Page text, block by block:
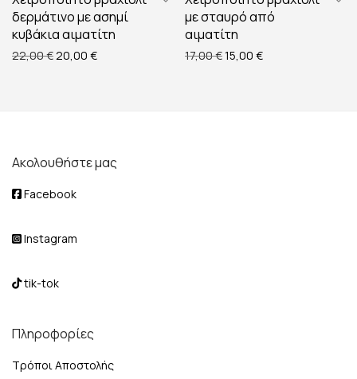
δερμάτινο με ασημί
κυβάκια αιματίτη
22,00€ Original price was: 22,00 €.
20,00 €Η τρέχουσα τιμή είναι: 20,00 €.
με σταυρό από
αιματίτη
17,00€Original price was: 17,00
15,00 €Η τρέχουσα τιμή
Ακολουθήστε μας
Facebook
Instagram
tik-tok
Πληροφορίες
Τρόποι Αποστολής